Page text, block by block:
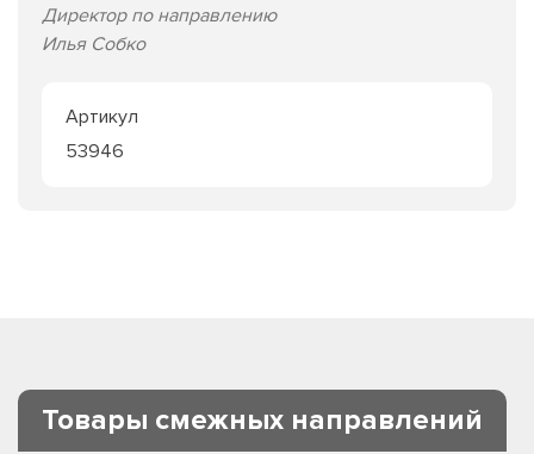
Директор по направлению
Илья Собко
Артикул
53946
Товары смежных направлений